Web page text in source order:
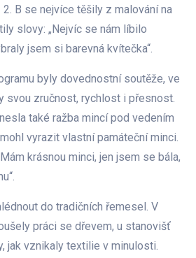
B se nejvíce těšily z malování na
slovy: „Nejvíc se nám líbilo
jsem si barevná kvítečka“.
byly dovednostní soutěže, ve
svou zručnost, rychlost i přesnost.
také ražba mincí pod vedením
vyrazit vlastní památeční minci.
krásnou minci, jen jsem se bála,
do tradičních řemesel. V
práci se dřevem, u stanovišť
jak vznikaly textilie v minulosti.